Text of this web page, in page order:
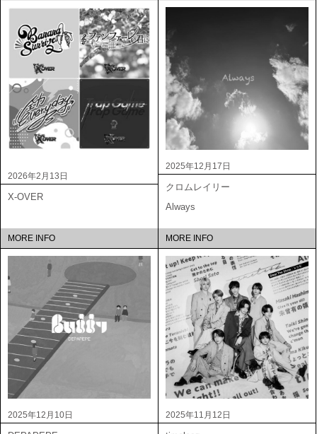
2026年2月13日
X-OVER
MORE INFO
2025年12月17日
クロムレイリー
Always
MORE INFO
2025年12月10日 2025年11月12日